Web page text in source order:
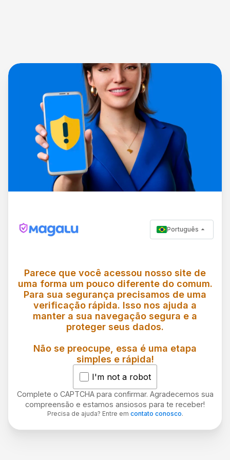
Português
Parece que você acessou nosso site de
uma forma um pouco diferente do comum.
Para sua segurança precisamos de uma
verificação rápida. Isso nos ajuda a
manter a sua navegação segura e a
proteger seus dados.
Não se preocupe, essa é uma etapa
simples e rápida!
I'm not a robot
Complete o CAPTCHA para confirmar. Agradecemos sua
compreensão e estamos ansiosos para te receber!
Precisa de ajuda? Entre em contato conosco.